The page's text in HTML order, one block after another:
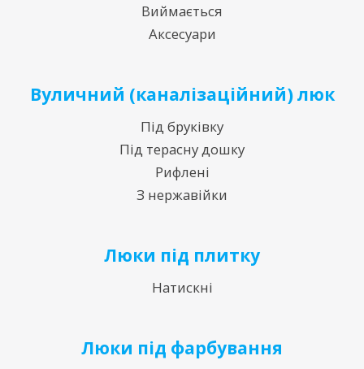
Виймається
Аксесуари
Вуличний (каналізаційний) люк
Під бруківку
Під терасну дошку
Рифлені
З нержавійки
Люки під плитку
Натискні
Люки під фарбування